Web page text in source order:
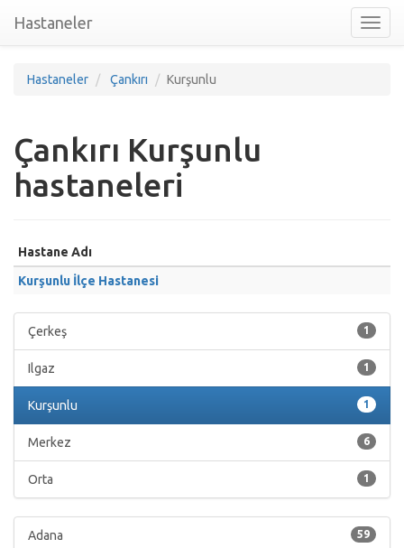
nav
Hastaneler
Hastaneler Çankırı Kurşunlu
Çankırı Kurşunlu
hastaneleri
Hastane Adı
Kurşunlu İlçe Hastanesi
1
Çerkeş
1
Ilgaz
1
Kurşunlu
6
Merkez
1
Orta
59
Adana